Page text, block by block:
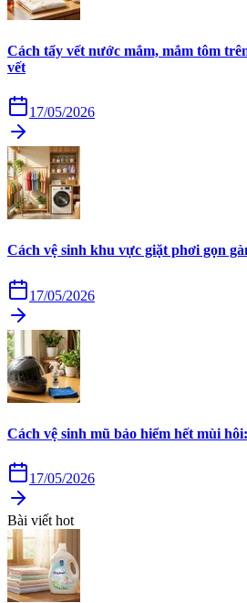
Cách tẩy vết nước mắm, mắm tôm
vết
17/05/2026
Cách vệ sinh khu vực giặt phơi gọn
17/05/2026
Cách vệ sinh mũ bảo hiểm hết mùi
17/05/2026
Bài viết hot